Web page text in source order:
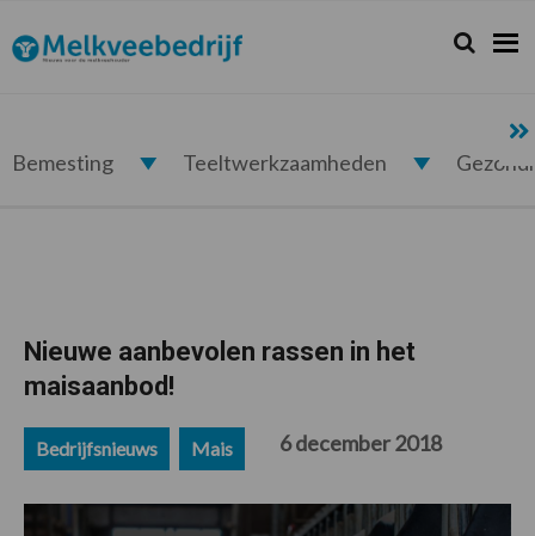
de
hoofdnavigatie
de
hoofd
de
eerste
de
voettekst
Melkveebedrijf.nl Zoeken...
Zoek
Bemesting Teeltwerkzaamheden
Nieuwe aanbevolen rassen in het
maisaanbod!
Bedrijfsnieuws Mais 6 december 2018